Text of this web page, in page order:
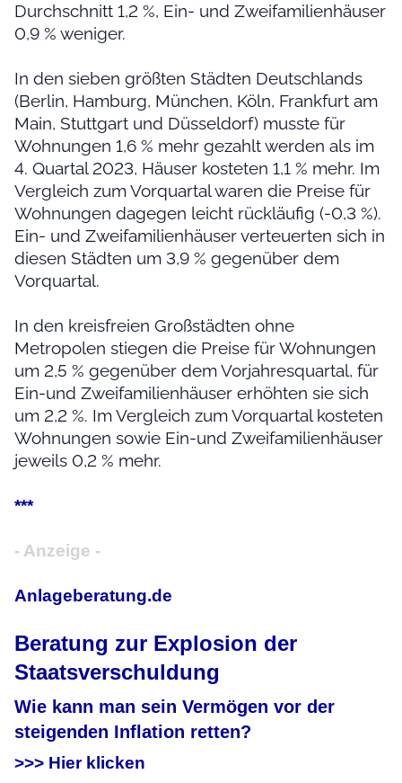
Durchschnitt 1,2 %, Ein- und Zweifamilienhäuser
0,9 % weniger.
In den sieben größten Städten Deutschlands
(Berlin, Hamburg, München, Köln, Frankfurt am
Main, Stuttgart und Düsseldorf) musste für
Wohnungen 1,6 % mehr gezahlt werden als im
4. Quartal 2023, Häuser kosteten 1,1 % mehr. Im
Vergleich zum Vorquartal waren die Preise für
Wohnungen dagegen leicht rückläufig (-0,3 %).
Ein- und Zweifamilienhäuser verteuerten sich in
diesen Städten um 3,9 % gegenüber dem
Vorquartal.
In den kreisfreien Großstädten ohne
Metropolen stiegen die Preise für Wohnungen
um 2,5 % gegenüber dem Vorjahresquartal, für
Ein-und Zweifamilienhäuser erhöhten sie sich
um 2,2 %. Im Vergleich zum Vorquartal kosteten
Wohnungen sowie Ein-und Zweifamilienhäuser
jeweils 0,2 % mehr.
***
- Anzeige -
Anlageberatung.de
Beratung zur Explosion der
Staatsverschuldung
Wie kann man sein Vermögen vor der
steigenden Inflation retten?
>>> Hier klicken